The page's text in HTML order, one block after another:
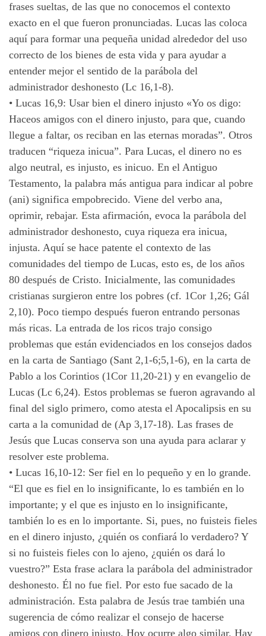
frases sueltas, de las que no conocemos el contexto
exacto en el que fueron pronunciadas. Lucas las coloca
aquí para formar una pequeña unidad alrededor del uso
correcto de los bienes de esta vida y para ayudar a
entender mejor el sentido de la parábola del
administrador deshonesto (Lc 16,1-8).
• Lucas 16,9: Usar bien el dinero injusto «Yo os digo:
Haceos amigos con el dinero injusto, para que, cuando
llegue a faltar, os reciban en las eternas moradas”. Otros
traducen “riqueza inicua”. Para Lucas, el dinero no es
algo neutral, es injusto, es inicuo. En el Antiguo
Testamento, la palabra más antigua para indicar al pobre
(ani) significa empobrecido. Viene del verbo ana,
oprimir, rebajar. Esta afirmación, evoca la parábola del
administrador deshonesto, cuya riqueza era inicua,
injusta. Aquí se hace patente el contexto de las
comunidades del tiempo de Lucas, esto es, de los años
80 después de Cristo. Inicialmente, las comunidades
cristianas surgieron entre los pobres (cf. 1Cor 1,26; Gál
2,10). Poco tiempo después fueron entrando personas
más ricas. La entrada de los ricos trajo consigo
problemas que están evidenciados en los consejos dados
en la carta de Santiago (Sant 2,1-6;5,1-6), en la carta de
Pablo a los Corintios (1Cor 11,20-21) y en evangelio de
Lucas (Lc 6,24). Estos problemas se fueron agravando al
final del siglo primero, como atesta el Apocalipsis en su
carta a la comunidad de (Ap 3,17-18). Las frases de
Jesús que Lucas conserva son una ayuda para aclarar y
resolver este problema.
• Lucas 16,10-12: Ser fiel en lo pequeño y en lo grande.
“El que es fiel en lo insignificante, lo es también en lo
importante; y el que es injusto en lo insignificante,
también lo es en lo importante. Si, pues, no fuisteis fieles
en el dinero injusto, ¿quién os confiará lo verdadero? Y
si no fuisteis fieles con lo ajeno, ¿quién os dará lo
vuestro?” Esta frase aclara la parábola del administrador
deshonesto. Él no fue fiel. Por esto fue sacado de la
administración. Esta palabra de Jesús trae también una
sugerencia de cómo realizar el consejo de hacerse
amigos con dinero injusto. Hoy ocurre algo similar. Hay